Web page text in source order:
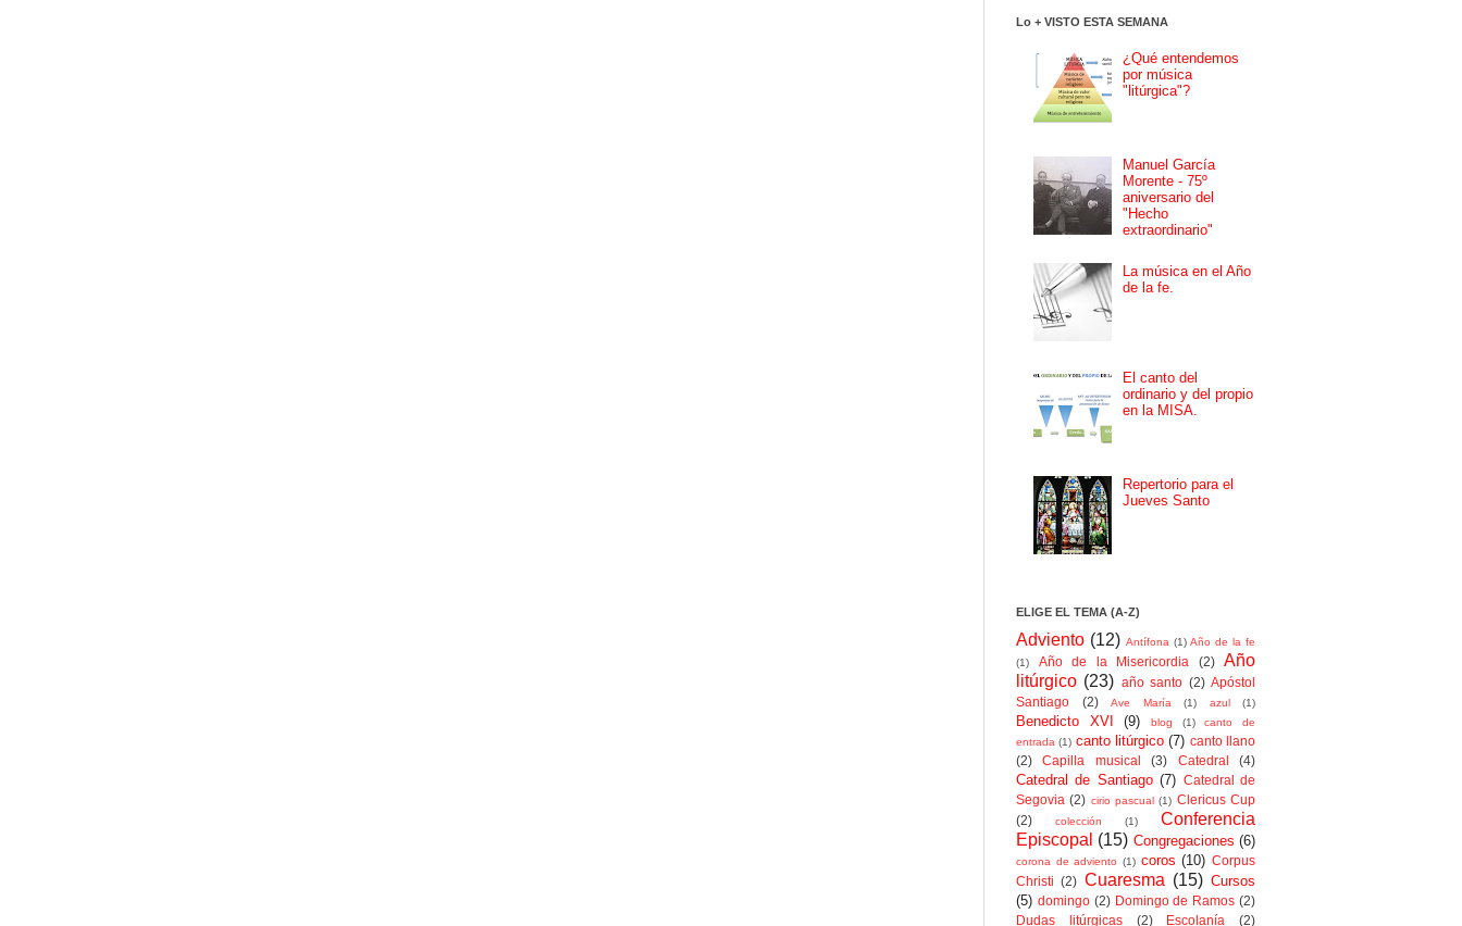
Lo + VISTO ESTA SEMANA
¿Qué entendemos
por música
"litúrgica"?
Manuel García
Morente - 75º
aniversario del
"Hecho
extraordinario"
La música en el Año
de la fe.
El canto del
ordinario y del propio
en la MISA.
Repertorio para el
Jueves Santo
ELIGE EL TEMA (A-Z)
Adviento (12) Antífona (1) Año de la fe
(1)
Año de la Misericordia (2)
Año
litúrgico (23) año santo (2) Apóstol
Santiago
(2) Ave María (1) azul (1)
Benedicto XVI (9) blog (1)
canto de
entrada (1) canto litúrgico (7) canto llano
(2)
Capilla musical (3) Catedral (4)
Catedral de Santiago (7) Catedral de
Segovia (2) cirio pascual (1) Clericus Cup
(2)
colección (1)
Conferencia
Episcopal (15) Congregaciones (6)
corona de adviento (1) coros (10) Corpus
Christi (2) Cuaresma (15) Cursos
(5) domingo (2) Domingo de Ramos (2)
Dudas litúrgicas
(2) Escolanía (2)